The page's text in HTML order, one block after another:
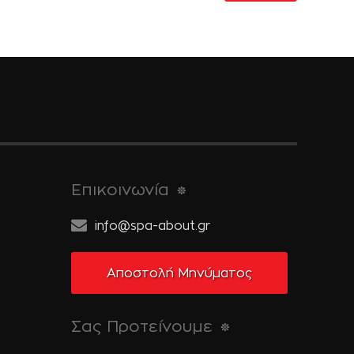
Επικοινωνία
info@spa-about.gr
Αποστολή Μηνύματος
Σας Προτείνουμε